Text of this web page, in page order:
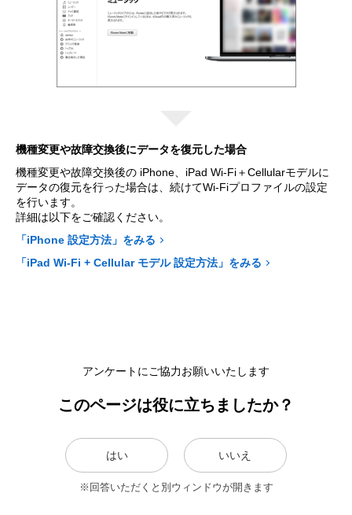
機種変更や故障交換後にデータを復元した場合
機種変更や故障交換後の iPhone、iPad Wi-Fi＋Cellularモデルに
データの復元を行った場合は、続けてWi-Fiプロファイルの設定
を行います。
詳細は以下をご確認ください。
「iPhone 設定方法」をみる
「iPad Wi-Fi + Cellular モデル 設定方法」をみる
アンケートにご協力お願いいたします
このページは役に立ちましたか？
はい いいえ
※回答いただくと別ウィンドウが開きます